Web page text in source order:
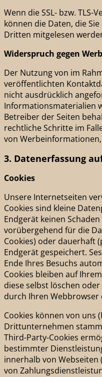
Wenn die SSL- bzw. TLS-
können die Daten, die
Dritten mitgelesen
Widerspruch gegen
Der Nutzung von im
veröffentlichten
nicht ausdrücklich
Informationsmaterialien
Betreiber der Seiten
rechtliche Schritte im
von
3. Datenerfassung
Cookies
Unsere Internetseiten
Cookies sind kleine
Endgerät keinen
vorübergehend für die
Cookies) oder dauerhaft
Endgerät gespeichert.
Ende Ihres Besuchs
Cookies bleiben auf
diese selbst löschen
durch Ihren Webbrowser
Cookies können von uns
Drittunternehmen
Third-Party-Cookies
bestimmter
innerhalb von Webseiten
von